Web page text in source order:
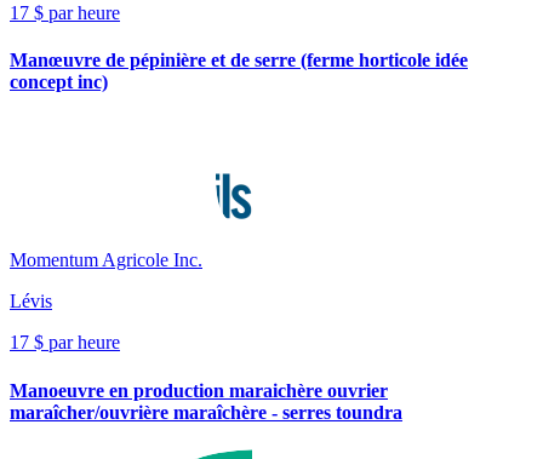
17 $ par heure
Manœuvre de pépinière et de serre (ferme horticole idée
concept inc)
Momentum Agricole Inc.
Lévis
17 $ par heure
Manoeuvre en production maraichère ouvrier
maraîcher/ouvrière maraîchère - serres toundra